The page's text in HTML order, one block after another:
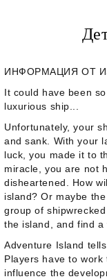
ИНФОРМАЦИЯ ОТ
It could have been
luxurious ship...
Unfortunately, your
and sank. With your
luck, you made it to
miracle, you are not
disheartened. How
island? Or maybe
group of
the island, and find a
Adventure Island
Players have to
influence the